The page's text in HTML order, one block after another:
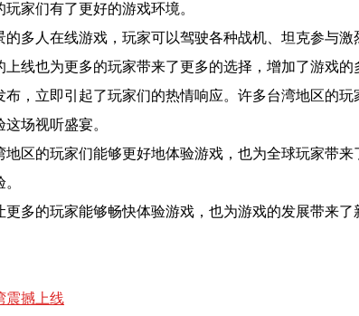
家们有了更好的游戏环境。
多人在线游戏，玩家可以驾驶各种战机、坦克参与
线也为更多的玩家带来了更多的选择，增加了游戏的
，立即引起了玩家们的热情响应。许多台湾地区的
场视听盛宴。
地区的玩家们能够更好地体验游戏，也为全球玩家带
多的玩家能够畅快体验游戏，也为游戏的发展带来
震撼上线